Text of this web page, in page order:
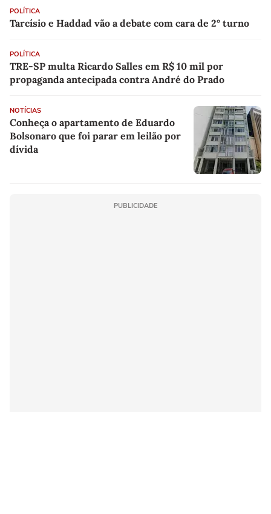
POLÍTICA
Tarcísio e Haddad vão a debate com cara de 2° turno
POLÍTICA
TRE-SP multa Ricardo Salles em R$ 10 mil por
propaganda antecipada contra André do Prado
NOTÍCIAS
Conheça o apartamento de Eduardo
Bolsonaro que foi parar em leilão por
dívida
PUBLICIDADE